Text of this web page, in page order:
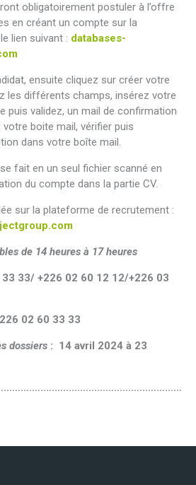
obligatoirement postuler à l’offre
en créant un compte sur la
lien suivant : databases-
ensuite cliquez sur créer votre
les différents champs, insérez votre
puis validez, un mail de confirmation
boite mail, vérifier puis
dans votre boîte mail.
fait en un seul fichier scanné en
du compte dans la partie CV.
sur la plateforme de recrutement :
de 14 heures à 17 heures
33 33/ +226 02 60 12 12/+226 03
02 60 33 33
dossiers : 14 avril 2024 à 23